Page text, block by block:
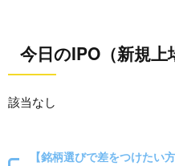
今日のIPO（新規上
該当なし
【銘柄選びで差をつけたい方